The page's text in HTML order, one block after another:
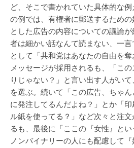
ど、そこで書かれていた具体的な
の例では、有権者に郵送するため
とした広告の内容についての議論
者は細かい話なんて読まない、一言
として「共和党はあなたの自由を
メッセージが採用されるも、「こ
りじゃない？」と言い出す人がい
を選ぶ。続いて「この広告、ちゃ
に発注してるんだよね？」とか「
ル紙を使ってる？」など次々と注
るも、最後に「ここの『女性』と
ノンバイナリーの人にも配慮して